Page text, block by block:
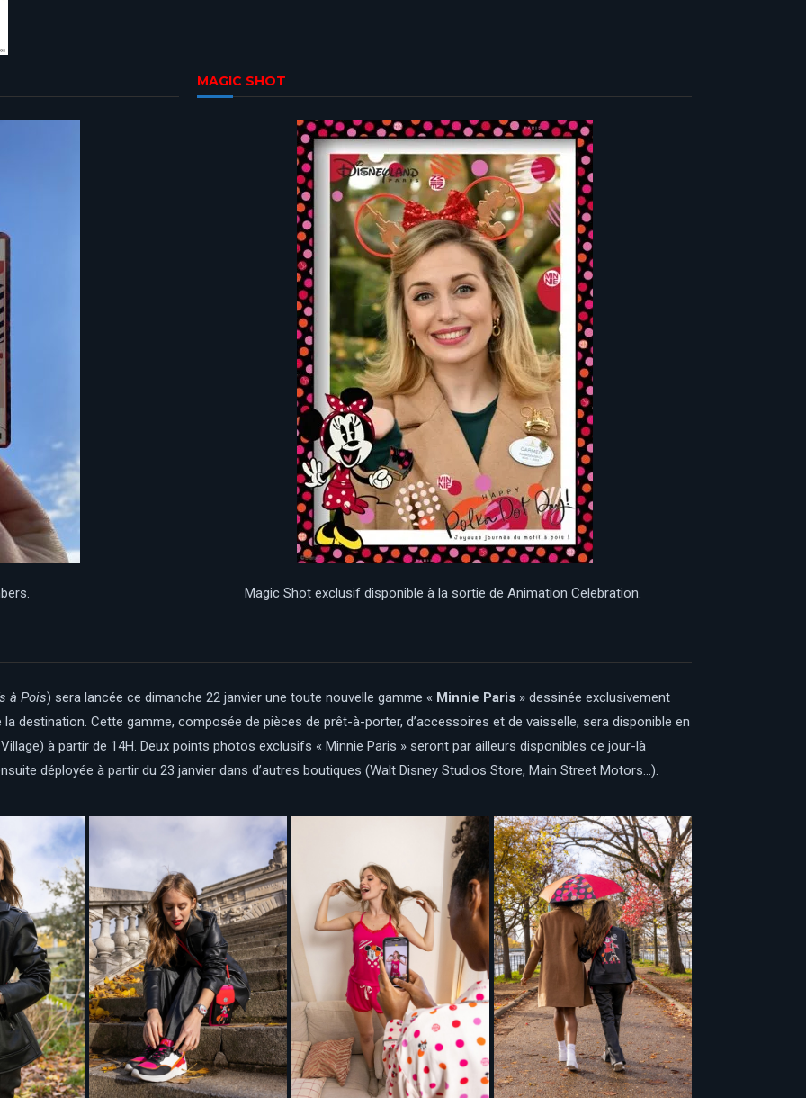
MAGIC SHOT
Magic Shot exclusif disponible à la sortie de Animation Celebration.
à Pois) sera lancée ce dimanche 22 janvier une toute nouvelle gamme « Minnie Paris » dessinée exclusivement
destination. Cette gamme, composée de pièces de prêt-à-porter, d’accessoires et de vaisselle, sera disponible en
à partir de 14H. Deux points photos exclusifs « Minnie Paris » seront par ailleurs disponibles ce jour-là
déployée à partir du 23 janvier dans d’autres boutiques (Walt Disney Studios Store, Main Street Motors…).